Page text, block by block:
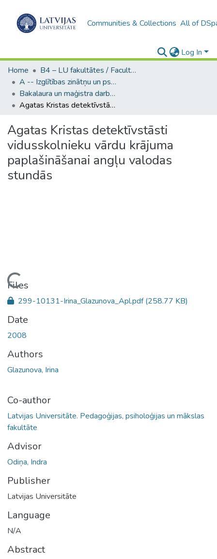
Communities & Collections All of
Log In
Home
B4 – LU fakultātes / Faculties of the UL
A -- Izglītības zinātņu un psiholoģijas fakultāte / Faculty of Education Sciences and Psychology
Bakalaura un maģistra darbi (PPMF) / Bachelor's and Master's theses
Agatas Kristas detektīvstāsti vidusskolnieku vārdu krājuma paplašināšanai angļu valodas stundās
Agatas Kristas detektīvstāsti
vidusskolnieku vārdu krājuma
paplašināšanai angļu valodas
stundās
Loading...
Files
299-10131-Irina_Glazunova_Apl.pdf(258.77 KB)
Date
2008
Authors
Glazunova, Irina
Co-author
Latvijas Universitāte. Pedagoģijas, psiholoģijas un mākslas
fakultāte
Advisor
Odiņa, Indra
Publisher
Latvijas Universitāte
Language
N/A
Abstract